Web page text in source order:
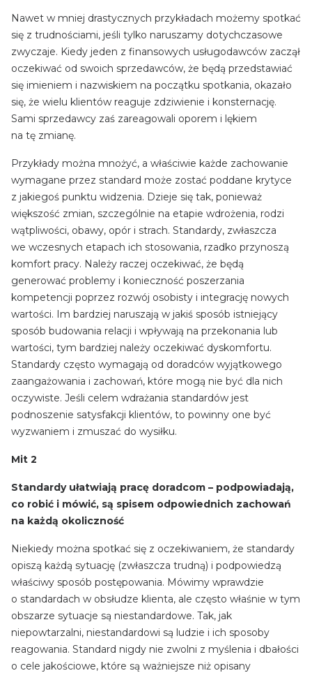
Nawet w mniej drastycznych przykładach możemy spotkać
się z trudnościami, jeśli tylko naruszamy dotychczasowe
zwyczaje. Kiedy jeden z finansowych usługodawców zaczął
oczekiwać od swoich sprzedawców, że będą przedstawiać
się imieniem i nazwiskiem na początku spotkania, okazało
się, że wielu klientów reaguje zdziwienie i konsternację.
Sami sprzedawcy zaś zareagowali oporem i lękiem
na tę zmianę.
Przykłady można mnożyć, a właściwie każde zachowanie
wymagane przez standard może zostać poddane krytyce
z jakiegoś punktu widzenia. Dzieje się tak, ponieważ
większość zmian, szczególnie na etapie wdrożenia, rodzi
wątpliwości, obawy, opór i strach. Standardy, zwłaszcza
we wczesnych etapach ich stosowania, rzadko przynoszą
komfort pracy. Należy raczej oczekiwać, że będą
generować problemy i konieczność poszerzania
kompetencji poprzez rozwój osobisty i integrację nowych
wartości. Im bardziej naruszają w jakiś sposób istniejący
sposób budowania relacji i wpływają na przekonania lub
wartości, tym bardziej należy oczekiwać dyskomfortu.
Standardy często wymagają od doradców wyjątkowego
zaangażowania i zachowań, które mogą nie być dla nich
oczywiste. Jeśli celem wdrażania standardów jest
podnoszenie satysfakcji klientów, to powinny one być
wyzwaniem i zmuszać do wysiłku.
Mit 2
Standardy ułatwiają pracę doradcom – podpowiadają,
co robić i mówić, są spisem odpowiednich zachowań
na każdą okoliczność
Niekiedy można spotkać się z oczekiwaniem, że standardy
opiszą każdą sytuację (zwłaszcza trudną) i podpowiedzą
właściwy sposób postępowania. Mówimy wprawdzie
o standardach w obsłudze klienta, ale często właśnie w tym
obszarze sytuacje są niestandardowe. Tak, jak
niepowtarzalni, niestandardowi są ludzie i ich sposoby
reagowania. Standard nigdy nie zwolni z myślenia i dbałości
o cele jakościowe, które są ważniejsze niż opisany